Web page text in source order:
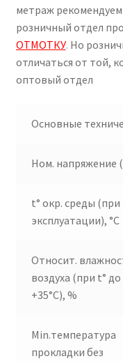
метраж
розничный отдел
ОТМОТКУ. Но
отличаться от той,
оптовый отдел
Основные
Ном. напряжение
t° окр. среды (при
эксплуатации), °C
Относит.
воздуха (при t° до
+35°С), %
Min.температура
прокладки без